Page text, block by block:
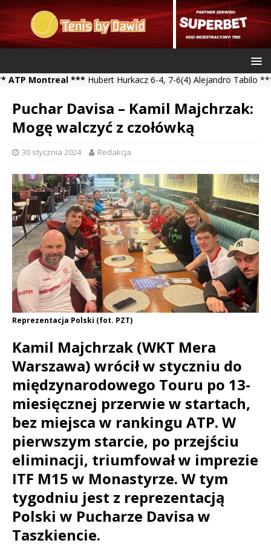
Montreal ***Hubert Hurkacz 6-4, 7-6(4) Alejandro Tabilo ***
Puchar Davisa – Kamil Majchrzak:
Mogę walczyć z czołówką
30 stycznia 2024 Redakcja
Reprezentacja Polski (fot. PZT)
Kamil Majchrzak (WKT Mera
Warszawa) wrócił w styczniu do
międzynarodowego Touru po 13-
miesięcznej przerwie w startach,
bez miejsca w rankingu ATP. W
pierwszym starcie, po przejściu
eliminacji, triumfował w imprezie
ITF M15 w Monastyrze. W tym
tygodniu jest z reprezentacją
Polski w Pucharze Davisa w
Taszkiencie.